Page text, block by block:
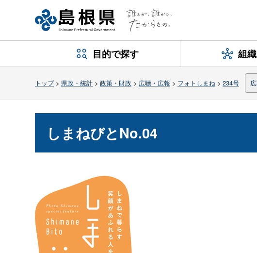
目的で探す 組
トップ> 県政・統計 > 政策・財政 > 広聴・広報 > フォトしまね > 234号
しまねびとNo.04